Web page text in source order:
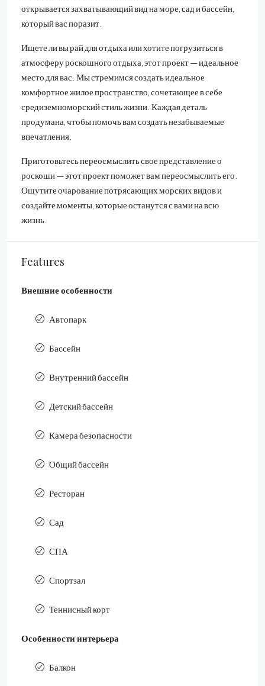
открывается захватывающий вид на море, сад и бассейн,
который вас поразит.
Ищете ли вы рай для отдыха или хотите погрузиться в
атмосферу роскошного отдыха, этот проект — идеальное
место для вас. Мы стремимся создать идеальное
комфортное жилое пространство, сочетающее в себе
средиземноморский стиль жизни. Каждая деталь
продумана, чтобы помочь вам создать незабываемые
впечатления.
Приготовьтесь переосмыслить свое представление о
роскоши — этот проект поможет вам переосмыслить его.
Ощутите очарование потрясающих морских видов и
создайте моменты, которые останутся с вами на всю
жизнь.
Features
Внешние особенности
Автопарк
Бассейн
Внутренний бассейн
Детский бассейн
Камера безопасности
Общий бассейн
Ресторан
Сад
СПА
Спортзал
Теннисный корт
Особенности интерьера
Балкон